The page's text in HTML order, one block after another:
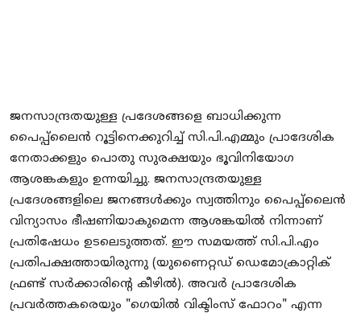
ജനസാന്ദ്രതയുള്ള പ്രദേശങ്ങളെ ബാധിക്കുന്ന
പൈപ്പ്‌ലൈൻ റൂട്ടിനെക്കുറിച്ച് സി.പി.എമ്മും പ്രാദേശിക
നേതാക്കളും പൊതു സുരക്ഷയും ഭൂവിനിയോഗ
ആശങ്കകളും ഉന്നയിച്ചു. ജനസാന്ദ്രതയുള്ള
പ്രദേശങ്ങളിലെ ജനങ്ങൾക്കും സ്വത്തിനും പൈപ്പ്‌ലൈൻ
വിന്യാസം ഭീഷണിയാകുമെന്ന ആശങ്കയിൽ നിന്നാണ്
പ്രതിഷേധം ഉടലെടുത്തത്. ഈ സമയത്ത് സി.പി.എം
പ്രതിപക്ഷത്തായിരുന്നു (യുണൈറ്റഡ് ഡെമോക്രാറ്റിക്
ഫ്രണ്ട് സർക്കാരിന്റെ കീഴിൽ). അവർ പ്രാദേശിക
പ്രവർത്തകരെയും "ഗെയിൽ വിക്ടിംസ് ഫോറം" എന്ന